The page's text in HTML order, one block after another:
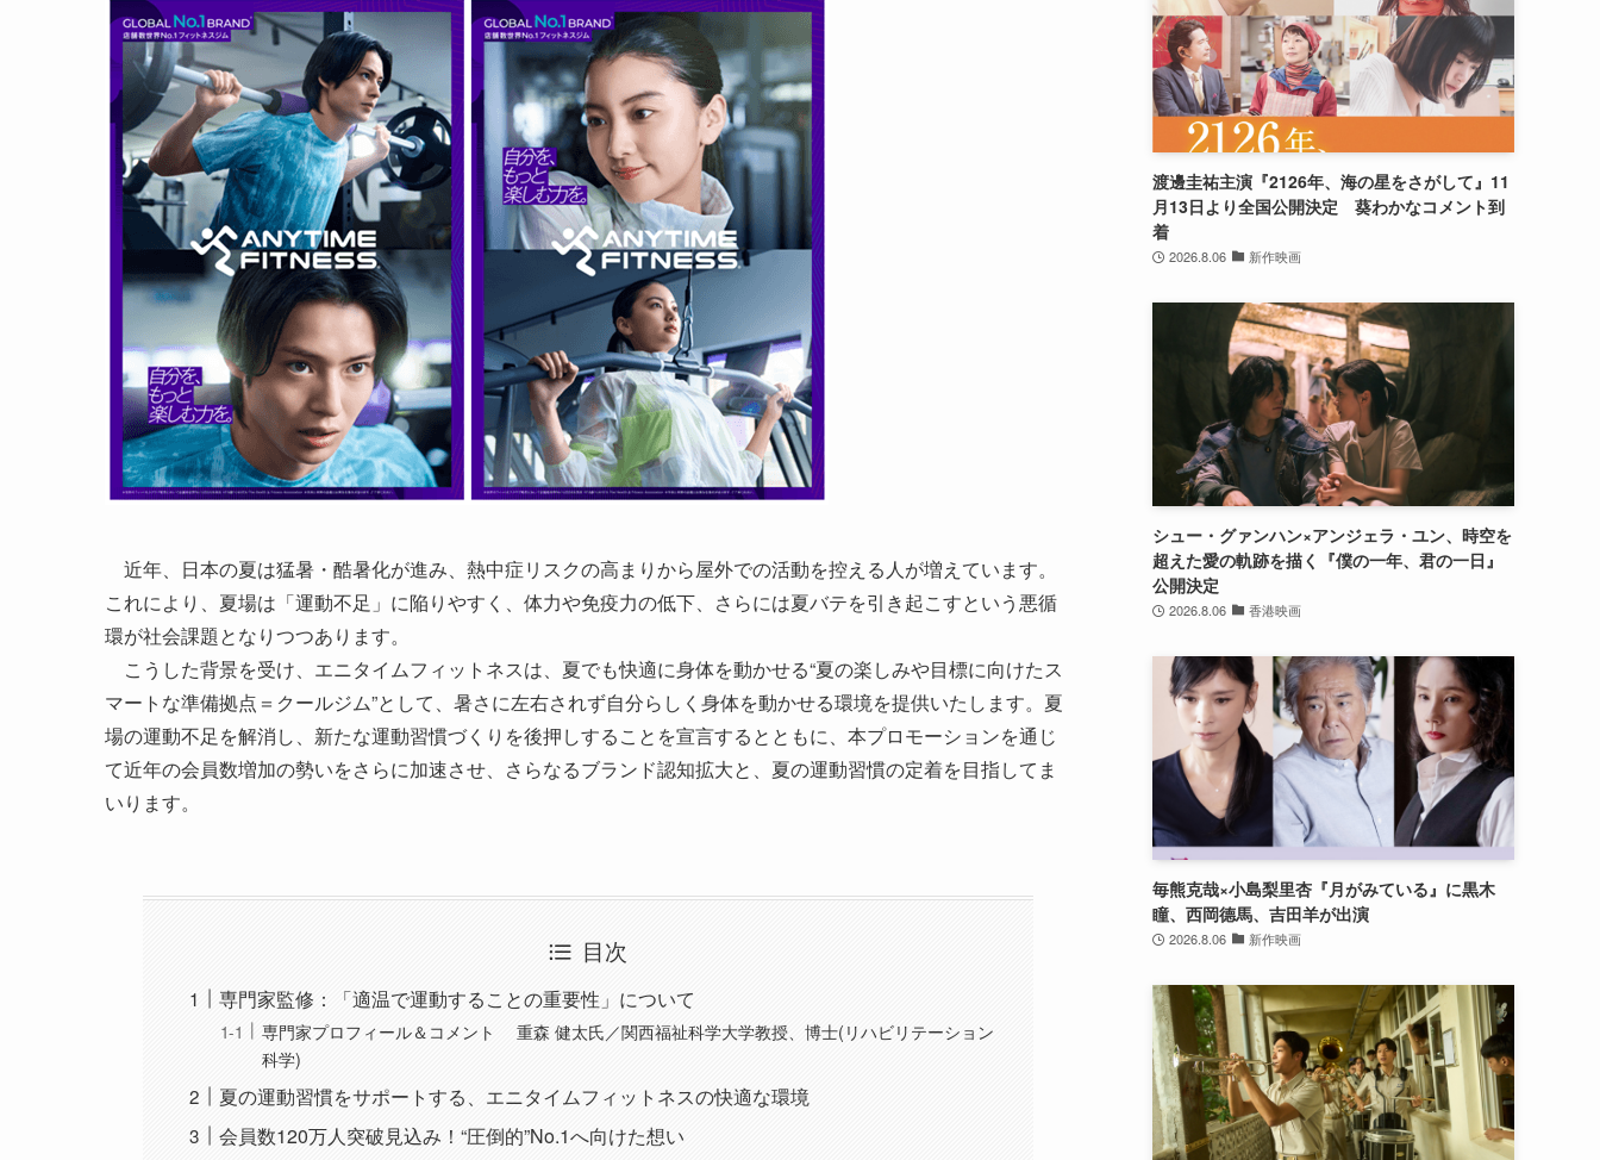
近年、日本の夏は猛暑・酷暑化が進み、熱中症リスクの高まりから屋外での活動を控える人が増えています。
これにより、夏場は「運動不足」に陥りやすく、体力や免疫力の低下、さらには夏バテを引き起こすという悪循
環が社会課題となりつつあります。
こうした背景を受け、エニタイムフィットネスは、夏でも快適に身体を動かせる“夏の楽しみや目標に向けたス
マートな準備拠点＝クールジム”として、暑さに左右されず自分らしく身体を動かせる環境を提供いたします。夏
場の運動不足を解消し、新たな運動習慣づくりを後押しすることを宣言するとともに、本プロモーションを通じ
て近年の会員数増加の勢いをさらに加速させ、さらなるブランド認知拡大と、夏の運動習慣の定着を目指してま
いります。
目次
専門家監修：「適温で運動することの重要性」について
専門家プロフィール＆コメント 重森 健太氏／関西福祉科学大学教授、博士(リハビリテーション
科学)
夏の運動習慣をサポートする、エニタイムフィットネスの快適な環境
会員数120万人突破見込み！“圧倒的”No.1へ向けた想い
渡邊圭祐主演『2126年、海の星をさがして』11
月13日より全国公開決定 葵わかなコメント到
着
2026.8.06 新作映画
シュー・グァンハン×アンジェラ・ユン、時空を
超えた愛の軌跡を描く『僕の一年、君の一日』
公開決定
2026.8.06 香港映画
毎熊克哉×小島梨里杏『月がみている』に黒木
瞳、西岡德馬、吉田羊が出演
2026.8.06 新作映画